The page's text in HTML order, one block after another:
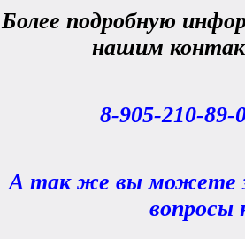
Более подробную
нашим
8-905-210-89-
А так же вы можете